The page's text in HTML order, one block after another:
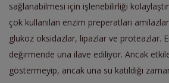
sağlanabilmesi için işlenebilirliği
çok kullanılan enzim preperatları
glukoz oksidazlar, lipazlar ve proteazlar.
değirmende una ilave ediliyor. Ancak
göstermeyip, ancak una su katıldığı